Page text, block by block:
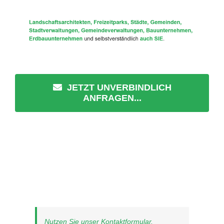
JETZT UNVERBINDLICH
ANFRAGEN...
Nutzen Sie unser Kontaktformular.